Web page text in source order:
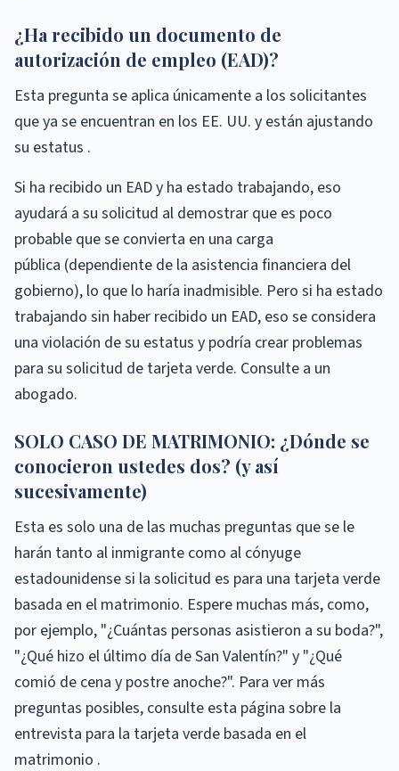
¿Ha recibido un documento de
autorización de empleo (EAD)?
Esta pregunta se aplica únicamente a los solicitantes
que ya se encuentran en los EE. UU. y están ajustando
su estatus .
Si ha recibido un EAD y ha estado trabajando, eso
ayudará a su solicitud al demostrar que es poco
probable que se convierta en una carga
pública (dependiente de la asistencia financiera del
gobierno), lo que lo haría inadmisible. Pero si ha estado
trabajando sin haber recibido un EAD, eso se considera
una violación de su estatus y podría crear problemas
para su solicitud de tarjeta verde. Consulte a un
abogado.
SOLO CASO DE MATRIMONIO: ¿Dónde se
conocieron ustedes dos? (y así
sucesivamente)
Esta es solo una de las muchas preguntas que se le
harán tanto al inmigrante como al cónyuge
estadounidense si la solicitud es para una tarjeta verde
basada en el matrimonio. Espere muchas más, como,
por ejemplo, "¿Cuántas personas asistieron a su boda?",
"¿Qué hizo el último día de San Valentín?" y "¿Qué
comió de cena y postre anoche?". Para ver más
preguntas posibles, consulte esta página sobre la
entrevista para la tarjeta verde basada en el
matrimonio .